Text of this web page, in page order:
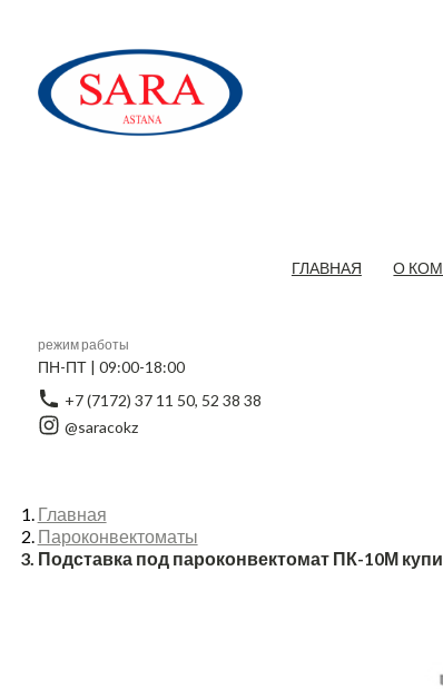
ГЛАВНАЯ О
режим работы
ПН-ПТ | 09:00-18:00
+7 (7172) 37 11 50, 52 38 38
@saracokz
Главная
Пароконвектоматы
Подставка под пароконвектомат ПК-10М